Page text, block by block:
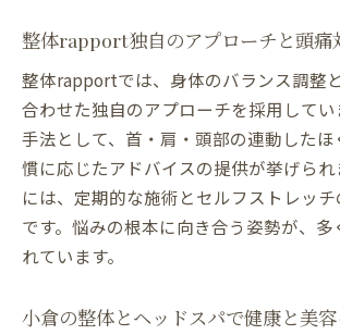
北九州で整体ヘッドスパを選
とは
施術内容や効果から見るヘッ
の選択法
整体rapportが伝授する選び方
点
自分に合った整体×ヘッドス
ヒント
整体やヘッドスパ後に起こる
整体rapport独自のアプローチと頭痛
整体rapportでは、身体のバランス調整
合わせた独自のアプローチを採用して
手法として、首・肩・頭部の連動した
慣に応じたアドバイスの提供が挙げら
には、定期的な施術とセルフストレッ
です。悩みの根本に向き合う姿勢が、多
れています。
小倉の整体とヘッドスパで健康と美